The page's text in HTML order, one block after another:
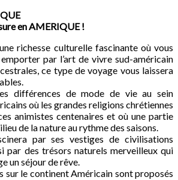
en AMERIQUE !
richesse culturelle fascinante où vous
par l’art de vivre sud-américain
ce type de voyage vous laissera
différences de mode de vie au sein
où les grandes religions chrétiennes
animistes centenaires et où une partie
de la nature au rythme des saisons.
par ses vestiges de civilisations
par des trésors naturels merveilleux qui
un séjour de rêve.
sur le continent Américain sont proposés